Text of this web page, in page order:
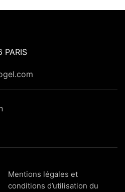
PARIS
Mentions légales et
conditions d’utilisation du